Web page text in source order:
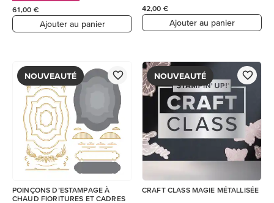
61,00 €
Ajouter au panier
42,00 €
Ajouter au panier
NOUVEAUTÉ
POINÇONS D’ESTAMPAGE À
CHAUD FIORITURES ET CADRES
NOUVEAUTÉ
CRAFT CLASS MAGIE MÉTALLISÉE